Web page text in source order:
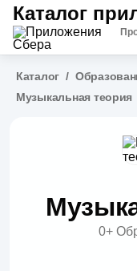
Каталог
Каталог /
Музыкальная теория
0+